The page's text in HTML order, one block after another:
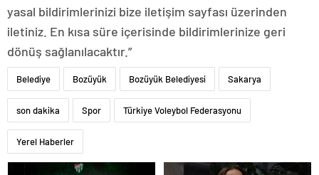
yasal bildirimlerinizi bize iletişim sayfası üzerinden
iletiniz. En kısa süre içerisinde bildirimlerinize geri
dönüş sağlanılacaktır.”
Belediye Bozüyük Bozüyük Belediyesi Sakarya
son dakika Spor Türkiye Voleybol Federasyonu
Yerel Haberler